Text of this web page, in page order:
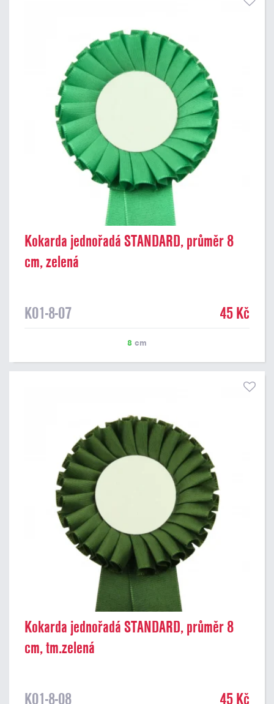
Kokarda jednořadá STANDARD, průměr 8
cm, zelená
K01-8-07 45 Kč
8 cm
Kokarda jednořadá STANDARD, průměr 8
cm, tm.zelená
K01-8-08 45 Kč